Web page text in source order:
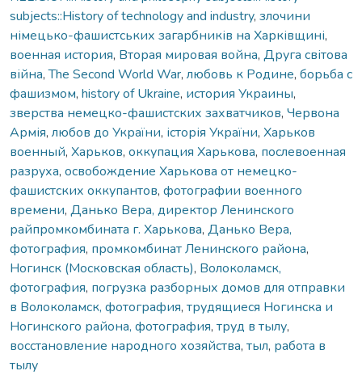
subjects::History of technology and industry, злочини
німецько-фашистських загарбників на Харківщині,
военная история, Вторая мировая война, Друга світова
війна,The Second World War, любовь к Родине, борьба с
фашизмом, history of Ukraine, история Украины,
зверства немецко-фашистских захватчиков, Червона
Армія, любов до України, історія України, Харьков
военный, Харьков, оккупация Харькова, послевоенная
разруха, освобождение Харькова от немецко-
фашистских оккупантов, фотографии военного
времени, Данько Вера, директор Ленинского
райпромкомбината г. Харькова, Данько Вера,
фотография, промкомбинат Ленинского района,
Ногинск (Московская область), Волоколамск,
фотография, погрузка разборных домов для отправки
в Волоколамск, фотография, трудящиеся Ногинска и
Ногинского района, фотография, труд в тылу,
восстановление народного хозяйства, тыл, работа в
тылу